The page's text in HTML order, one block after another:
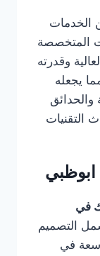
الخدمات
المتخصصة
وقدرته
يجعله
والحدائق
التقنيات
في
التصميم
في